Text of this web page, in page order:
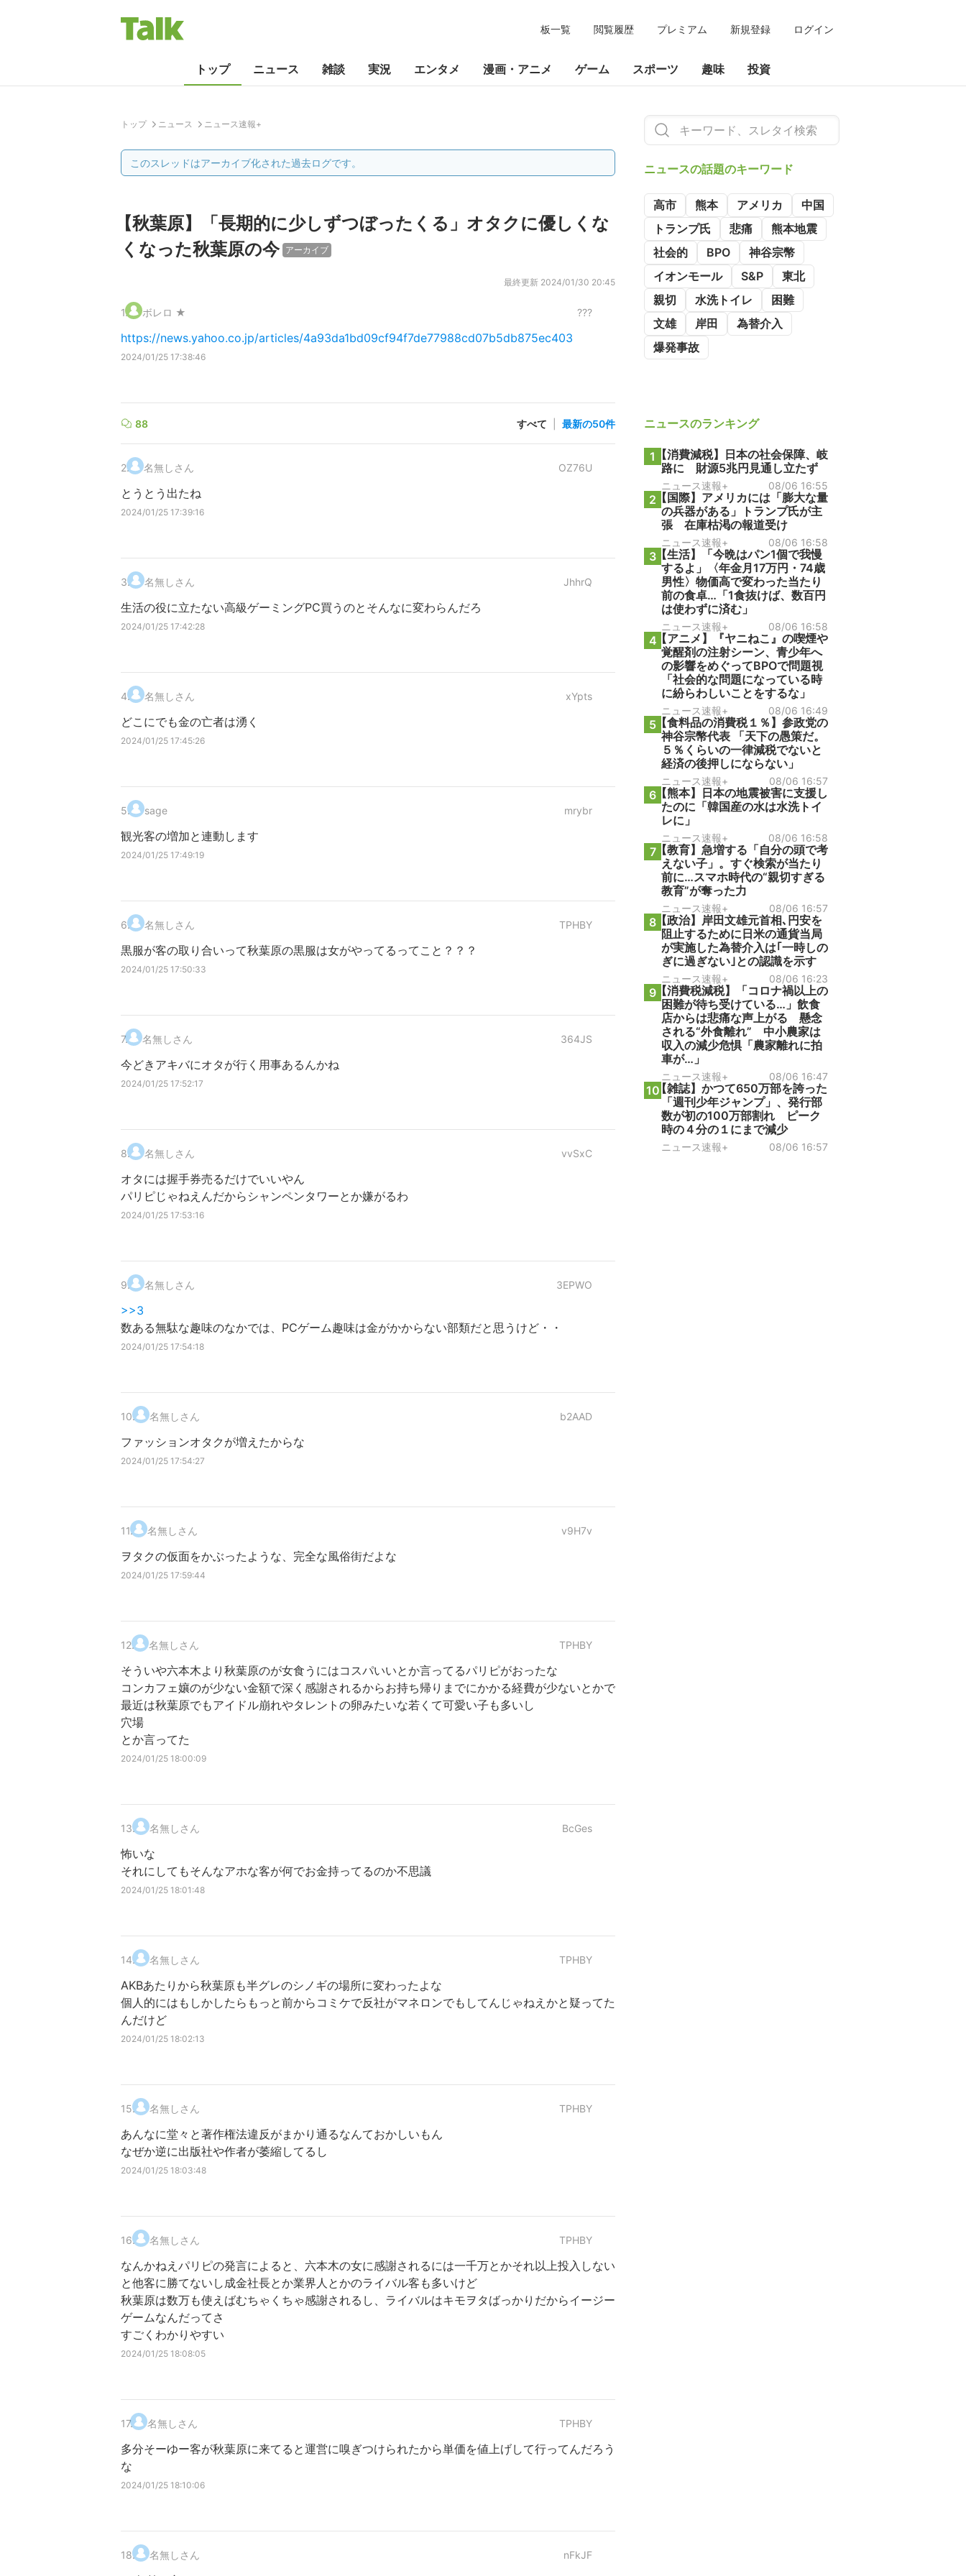
板一覧 閲覧履歴 プレミアム 新規登録 ログイン
トップ ニュース 雑談 実況 エンタメ 漫画・アニメ ゲーム スポーツ 趣味 投資
トップ ニュース ニュース速報+
このスレッドはアーカイブ化された過去ログです。
【秋葉原】「長期的に少しずつぼったくる」オタクに優しくな
くなった秋葉原の今 アーカイブ
最終更新 2024/01/30 20:45
1. ボレロ ★ ???
https://news.yahoo.co.jp/articles/4a93da1bd09cf94f7de77988cd07b5db875ec403
2024/01/25 17:38:46
88 すべて 最新の50件
2. 名無しさん OZ76U
とうとう出たね
2024/01/25 17:39:16
3. 名無しさん JhhrQ
生活の役に立たない高級ゲーミングPC買うのとそんなに変わらんだろ
2024/01/25 17:42:28
4. 名無しさん xYpts
どこにでも金の亡者は湧く
2024/01/25 17:45:26
5. sage mrybr
観光客の増加と連動します
2024/01/25 17:49:19
6. 名無しさん TPHBY
黒服が客の取り合いって秋葉原の黒服は女がやってるってこと？？？
2024/01/25 17:50:33
7. 名無しさん 364JS
今どきアキバにオタが行く用事あるんかね
2024/01/25 17:52:17
8. 名無しさん vvSxC
オタには握手券売るだけでいいやん
パリピじゃねえんだからシャンペンタワーとか嫌がるわ
2024/01/25 17:53:16
9. 名無しさん 3EPWO
>>3
数ある無駄な趣味のなかでは、PCゲーム趣味は金がかからない部類だと思うけど・・
2024/01/25 17:54:18
10. 名無しさん b2AAD
ファッションオタクが増えたからな
2024/01/25 17:54:27
11. 名無しさん v9H7v
ヲタクの仮面をかぶったような、完全な風俗街だよな
2024/01/25 17:59:44
12. 名無しさん TPHBY
そういや六本木より秋葉原のが女食うにはコスパいいとか言ってるパリピがおったな
コンカフェ孃のが少ない金額で深く感謝されるからお持ち帰りまでにかかる経費が少ないとかで
最近は秋葉原でもアイドル崩れやタレントの卵みたいな若くて可愛い子も多いし
穴場
とか言ってた
2024/01/25 18:00:09
13. 名無しさん BcGes
怖いな
それにしてもそんなアホな客が何でお金持ってるのか不思議
2024/01/25 18:01:48
14. 名無しさん TPHBY
AKBあたりから秋葉原も半グレのシノギの場所に変わったよな
個人的にはもしかしたらもっと前からコミケで反社がマネロンでもしてんじゃねえかと疑ってた
んだけど
2024/01/25 18:02:13
15. 名無しさん TPHBY
あんなに堂々と著作権法違反がまかり通るなんておかしいもん
なぜか逆に出版社や作者が萎縮してるし
2024/01/25 18:03:48
16. 名無しさん TPHBY
なんかねえパリピの発言によると、六本木の女に感謝されるには一千万とかそれ以上投入しない
と他客に勝てないし成金社長とか業界人とかのライバル客も多いけど
秋葉原は数万も使えばむちゃくちゃ感謝されるし、ライバルはキモヲタばっかりだからイージー
ゲームなんだってさ
すごくわかりやすい
2024/01/25 18:08:05
17. 名無しさん TPHBY
多分そーゆー客が秋葉原に来てると運営に嗅ぎつけられたから単価を値上げして行ってんだろう
な
2024/01/25 18:10:06
18. 名無しさん nFkJF
ニュースの話題のキーワード
高市 熊本 アメリカ
中国
トランプ氏
悲痛
熊本地震
社会的
BPO
神谷宗幣
イオンモール
S&P
東北
親切
水洗トイレ
困難
文雄
岸田
為替介入
爆発事故
ニュースのランキング
1 【消費減税】日本の社会保障、岐
路に 財源5兆円見通し立たず
ニュース速報+ 08/06 16:55
2 【国際】アメリカには「膨大な量
の兵器がある」トランプ氏が主
張 在庫枯渇の報道受け
ニュース速報+ 08/06 16:58
3【生活】「今晩はパン1個で我慢
するよ」〈年金月17万円・74歳
男性〉物価高で変わった当たり
前の食卓…「1食抜けば、数百円
は使わずに済む」
ニュース速報+ 08/06 16:58
4【アニメ】『ヤニねこ』の喫煙や
覚醒剤の注射シーン、青少年へ
の影響をめぐってBPOで問題視
「社会的な問題になっている時
に紛らわしいことをするな」
ニュース速報+ 08/06 16:49
5【食料品の消費税１％】参政党の
神谷宗幣代表 「天下の愚策だ。
５％くらいの一律減税でないと
経済の後押しにならない」
ニュース速報+ 08/06 16:57
6【熊本】日本の地震被害に支援し
たのに「韓国産の水は水洗トイ
レに」
ニュース速報+ 08/06 16:58
7【教育】急増する「自分の頭で考
えない子」。すぐ検索が当たり
前に…スマホ時代の“親切すぎる
教育”が奪った力
ニュース速報+ 08/06 16:57
8【政治】岸田文雄元首相､円安を
阻止するために日米の通貨当局
が実施した為替介入は｢一時しの
ぎに過ぎない｣との認識を示す
ニュース速報+ 08/06 16:23
9【消費税減税】「コロナ禍以上の
困難が待ち受けている…」飲食
店からは悲痛な声上がる 懸念
される“外食離れ” 中小農家は
収入の減少危惧「農家離れに拍
車が…」
ニュース速報+ 08/06 16:47
10【雑誌】かつて650万部を誇った
「週刊少年ジャンプ」、発行部
数が初の100万部割れ ピーク
時の４分の１にまで減少
ニュース速報+ 08/06 16:57